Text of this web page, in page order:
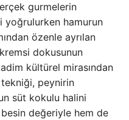
gurmelerin
yoğrulurken hamurun
özenle ayrılan
dokusunun
kültürel mirasından
peynirin
süt kokulu halini
değeriyle hem de